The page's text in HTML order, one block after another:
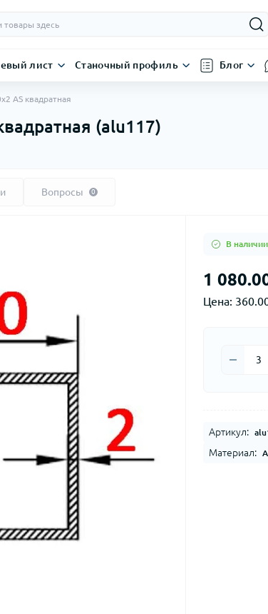
лист Станочный профиль Блог
AS квадратная
(alu117)
Вопросы 0
В
1
Цена:
Артикул:
Материал: